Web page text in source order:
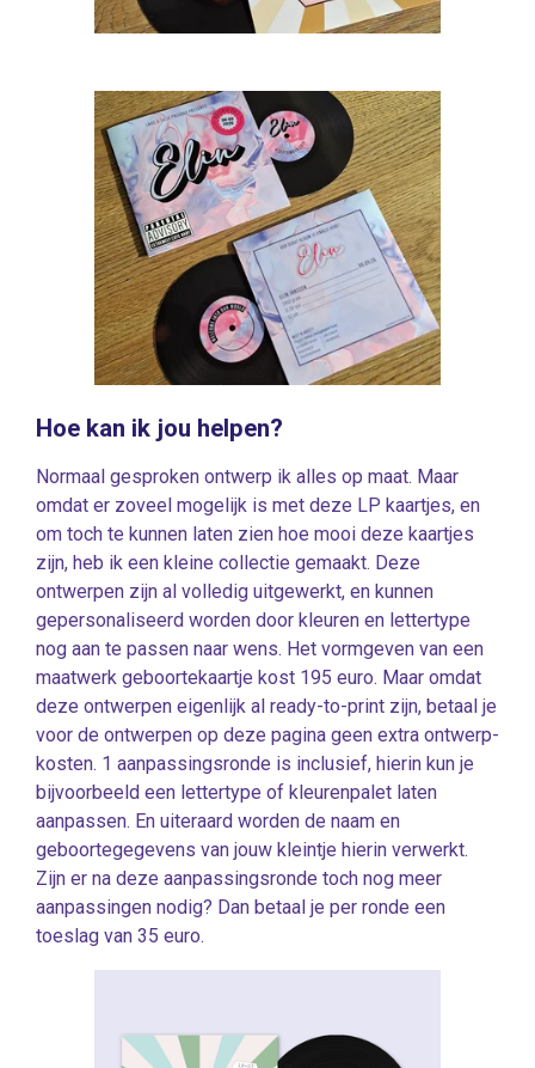
Hoe kan ik jou helpen?
Normaal gesproken ontwerp ik alles op maat. Maar
omdat er zoveel mogelijk is met deze LP kaartjes, en
om toch te kunnen laten zien hoe mooi deze kaartjes
zijn, heb ik een kleine collectie gemaakt. Deze
ontwerpen zijn al volledig uitgewerkt, en kunnen
gepersonaliseerd worden door kleuren en lettertype
nog aan te passen naar wens. Het vormgeven van een
maatwerk geboortekaartje kost 195 euro. Maar omdat
deze ontwerpen eigenlijk al ready-to-print zijn, betaal je
voor de ontwerpen op deze pagina geen extra ontwerp-
kosten. 1 aanpassingsronde is inclusief, hierin kun je
bijvoorbeeld een lettertype of kleurenpalet laten
aanpassen. En uiteraard worden de naam en
geboortegegevens van jouw kleintje hierin verwerkt.
Zijn er na deze aanpassingsronde toch nog meer
aanpassingen nodig? Dan betaal je per ronde een
toeslag van 35 euro.